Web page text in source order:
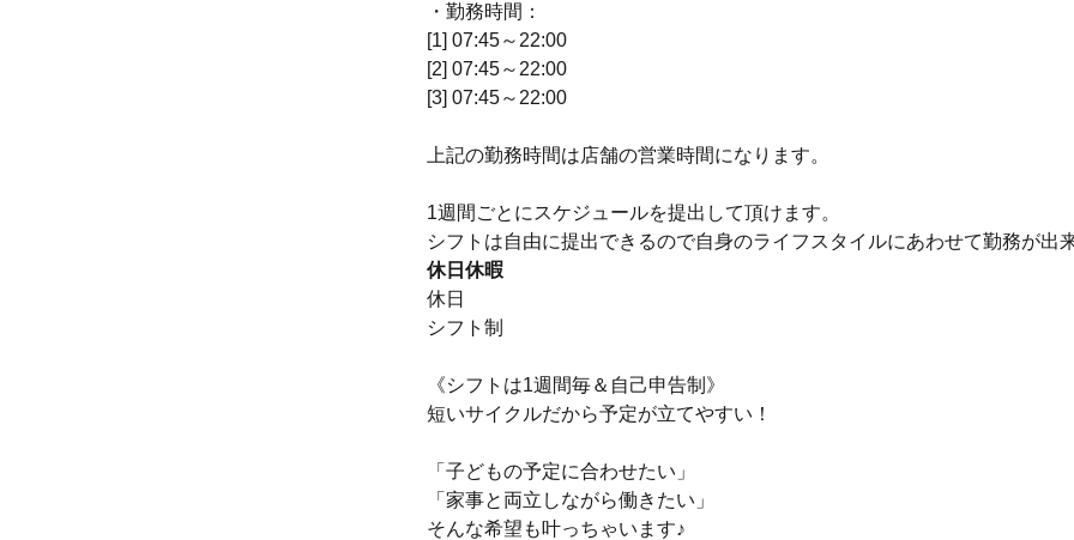
・勤務時間：
[1] 07:45～22:00
[2] 07:45～22:00
[3] 07:45～22:00
上記の勤務時間は店舗の営業時間になります。
1週間ごとにスケジュールを提出して頂けます。
シフトは自由に提出できるので自身のライフスタイルにあわせて勤務が出
休日休暇
休日
シフト制
《シフトは1週間毎＆自己申告制》
短いサイクルだから予定が立てやすい！
「子どもの予定に合わせたい」
「家事と両立しながら働きたい」
そんな希望も叶っちゃいます♪